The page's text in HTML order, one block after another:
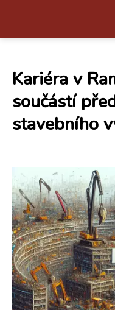
Kariéra v
součástí
stavebního